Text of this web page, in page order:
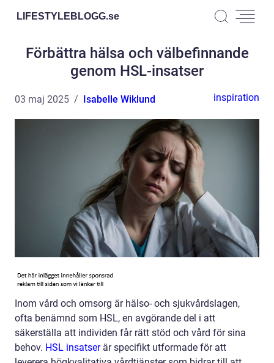
LIFESTYLEBLOGG.se
Förbättra hälsa och välbefinnande
genom HSL-insatser
03 maj 2025 Isabelle Wiklund inspiration
Inom vård och omsorg är hälso- och sjukvårdslagen,
ofta benämnd som HSL, en avgörande del i att
säkerställa att individen får rätt stöd och vård för sina
behov. HSL insatserär specifikt utformade för att